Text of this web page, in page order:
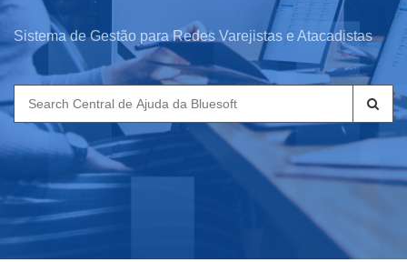
Sistema de Gestão para Redes Varejistas e Atacadistas
Search
for: